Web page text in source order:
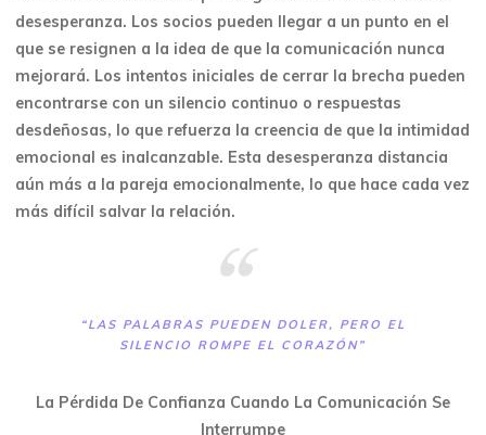
desesperanza. Los socios pueden llegar a un punto en el
que se resignen a la idea de que la comunicación nunca
mejorará. Los intentos iniciales de cerrar la brecha pueden
encontrarse con un silencio continuo o respuestas
desdeñosas, lo que refuerza la creencia de que la intimidad
emocional es inalcanzable. Esta desesperanza distancia
aún más a la pareja emocionalmente, lo que hace cada vez
más difícil salvar la relación.
“LAS PALABRAS PUEDEN DOLER, PERO EL
SILENCIO ROMPE EL CORAZÓN”
La Pérdida De Confianza Cuando La Comunicación Se
Interrumpe